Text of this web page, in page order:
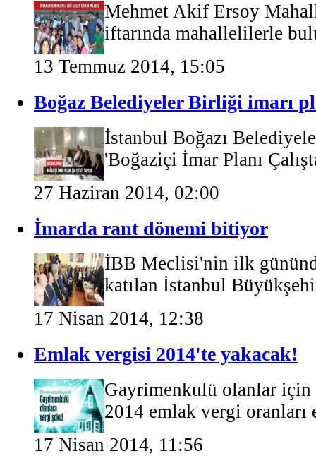
Mehmet Akif Ersoy
iftarında mahallelilerle
13 Temmuz 2014, 15:05
Boğaz Belediyeler Birliği imarı
İstanbul Boğazı
'Boğaziçi İmar Planı
27 Haziran 2014, 02:00
İmarda rant dönemi bitiyor
İBB Meclisi'nin ilk
katılan İstanbul
17 Nisan 2014, 12:38
Emlak vergisi 2014'te yakacak!
Gayrimenkulü olanlar için
2014 emlak vergi oranları
17 Nisan 2014, 11:56